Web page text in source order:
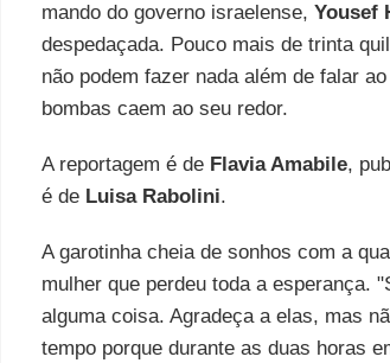
mando do governo israelense, Yousef
despedaçada. Pouco mais de trinta
não podem fazer nada além de falar
bombas caem ao seu redor.
A reportagem é de Flavia Amabile,
é de Luisa Rabolini.
A garotinha cheia de sonhos com a
mulher que perdeu toda a esperança.
alguma coisa. Agradeça a elas, mas
tempo porque durante as duas horas